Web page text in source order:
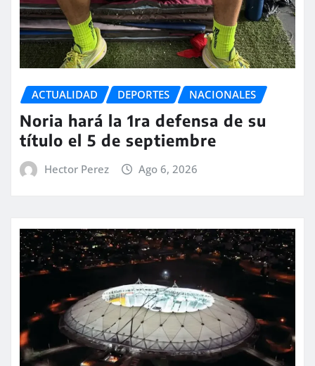
ACTUALIDAD DEPORTES NACIONALES
Noria hará la 1ra defensa de su
título el 5 de septiembre
Hector Perez Ago 6, 2026